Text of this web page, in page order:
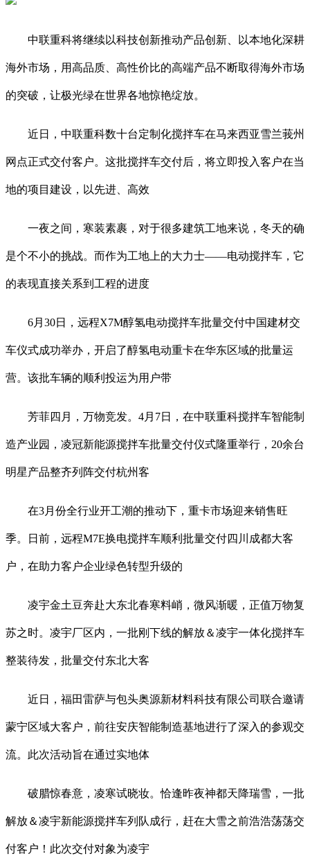
中联重科将继续以科技创新推动产品创新、以本地化深耕
海外市场，用高品质、高性价比的高端产品不断取得海外市场
的突破，让极光绿在世界各地惊艳绽放。
近日，中联重科数十台定制化搅拌车在马来西亚雪兰莪州
网点正式交付客户。这批搅拌车交付后，将立即投入客户在当
地的项目建设，以先进、高效
一夜之间，寒装素裹，对于很多建筑工地来说，冬天的确
是个不小的挑战。而作为工地上的大力士——电动搅拌车，它
的表现直接关系到工程的进度
6月30日，远程X7M醇氢电动搅拌车批量交付中国建材交
车仪式成功举办，开启了醇氢电动重卡在华东区域的批量运
营。该批车辆的顺利投运为用户带
芳菲四月，万物竞发。4月7日，在中联重科搅拌车智能制
造产业园，凌冠新能源搅拌车批量交付仪式隆重举行，20余台
明星产品整齐列阵交付杭州客
在3月份全行业开工潮的推动下，重卡市场迎来销售旺
季。日前，远程M7E换电搅拌车顺利批量交付四川成都大客
户，在助力客户企业绿色转型升级的
凌宇金土豆奔赴大东北春寒料峭，微风渐暖，正值万物复
苏之时。凌宇厂区内，一批刚下线的解放＆凌宇一体化搅拌车
整装待发，批量交付东北大客
近日，福田雷萨与包头奥源新材料科技有限公司联合邀请
蒙宁区域大客户，前往安庆智能制造基地进行了深入的参观交
流。此次活动旨在通过实地体
破腊惊春意，凌寒试晓妆。恰逢昨夜神都天降瑞雪，一批
解放＆凌宇新能源搅拌车列队成行，赶在大雪之前浩浩荡荡交
付客户！此次交付对象为凌宇